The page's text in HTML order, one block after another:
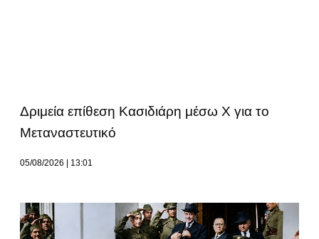
Δριμεία επίθεση Κασιδιάρη μέσω Χ για το
Μεταναστευτικό
05/08/2026 13:01